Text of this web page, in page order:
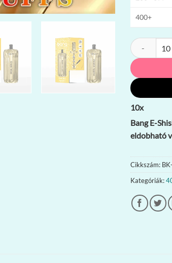
400+
Bang E-
10x
Bang E-
eldobható
Cikkszám:
Kategóriák: